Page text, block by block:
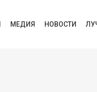
МЕДИЯ НОВОСТИ